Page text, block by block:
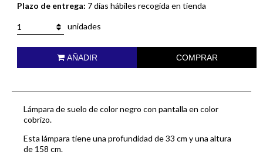
Plazo de entrega: 7 días hábiles recogida en tienda
1 unidades
AÑADIR COMPRAR
Lámpara de suelo de color negro con pantalla en color
cobrizo.
Esta lámpara tiene una profundidad de 33 cm y una altura
de 158 cm.